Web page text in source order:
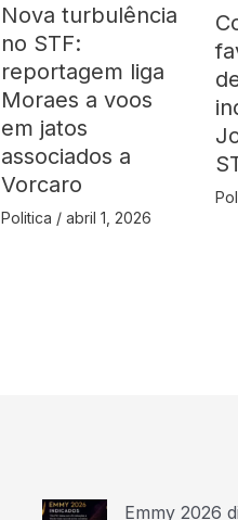
Nova turbulência
no STF:
reportagem liga
Moraes a voos
em jatos
associados a
Vorcaro
Politica / abril 1, 2026
Emmy 2026